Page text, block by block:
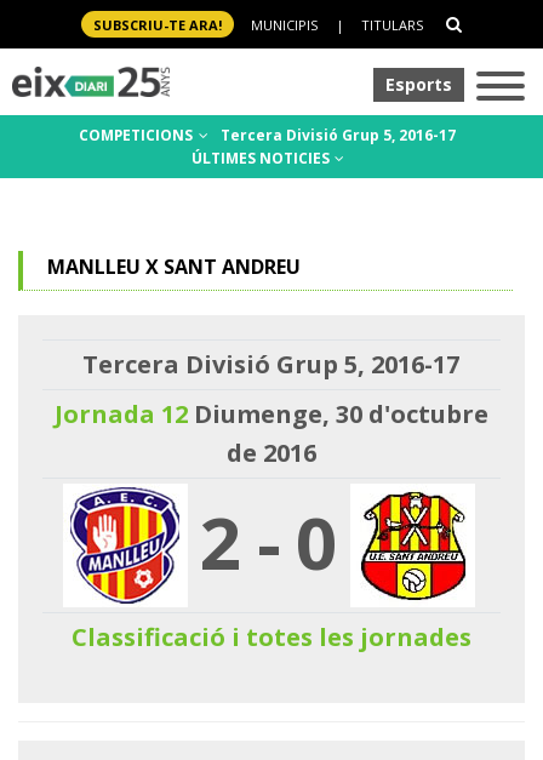
SUBSCRIU-TE ARA! MUNICIPIS | TITULARS
Esports
COMPETICIONS
Tercera Divisió Grup 5, 2016-17
ÚLTIMES NOTICIES
MANLLEU X SANT ANDREU
Tercera Divisió Grup 5, 2016-17
Jornada 12Diumenge, 30 d'octubre
de 2016
2 -0
Classificació i totes les jornades